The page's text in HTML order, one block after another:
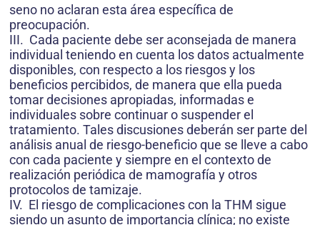
seno no aclaran esta área específica de
preocupación.
III. Cada paciente debe ser aconsejada de manera
individual teniendo en cuenta los datos actualmente
disponibles, con respecto a los riesgos y los
beneficios percibidos, de manera que ella pueda
tomar decisiones apropiadas, informadas e
individuales sobre continuar o suspender el
tratamiento. Tales discusiones deberán ser parte del
análisis anual de riesgo-beneficio que se lleve a cabo
con cada paciente y siempre en el contexto de
realización periódica de mamografía y otros
protocolos de tamizaje.
IV. El riesgo de complicaciones con la THM sigue
siendo un asunto de importancia clínica; no existe